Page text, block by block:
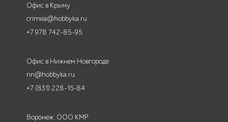
Офис в Крыму
crimea@hobbyka.ru
+7 978 742-85-95
Офис в Нижнем Новгороде
nn@hobbyka.ru
+7 (831) 228-16-84
Воронеж: ООО КМР